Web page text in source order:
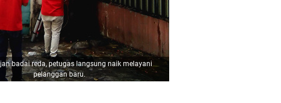
badai reda, petugas langsung naik melayani
pelanggan baru.